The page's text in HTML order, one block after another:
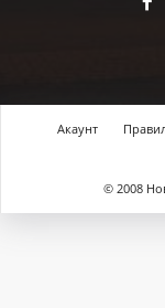
Акаунт
© 2008